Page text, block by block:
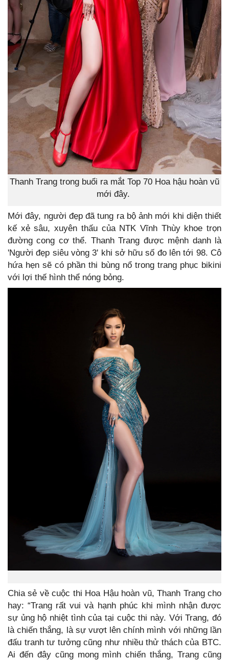
Thanh Trang trong buổi ra mắt Top 70 Hoa hậu hoàn vũ
mới đây.
Mới đây, người đẹp đã tung ra bộ ảnh mới khi diện thiết
kế xẻ sâu, xuyên thấu của NTK Vĩnh Thùy khoe trọn
đường cong cơ thể. Thanh Trang được mệnh danh là
'Người đẹp siêu vòng 3' khi sở hữu số đo lên tới 98. Cô
hứa hẹn sẽ có phần thi bùng nổ trong trang phục bikini
với lợi thế hình thể nóng bỏng.
Chia sẻ về cuộc thi Hoa Hậu hoàn vũ, Thanh Trang cho
hay: “Trang rất vui và hạnh phúc khi mình nhận được
sự ủng hộ nhiệt tình của tại cuộc thi này. Với Trang, đó
là chiến thắng, là sự vượt lên chính mình với những lần
đấu tranh tư tưởng cũng như nhiều thử thách của BTC.
Ai đến đây cũng mong mình chiến thắng, Trang cũng